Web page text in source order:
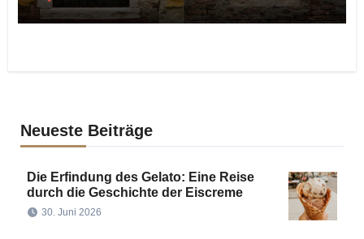
Neueste Beiträge
Die Erfindung des Gelato: Eine Reise
durch die Geschichte der Eiscreme
30. Juni 2026